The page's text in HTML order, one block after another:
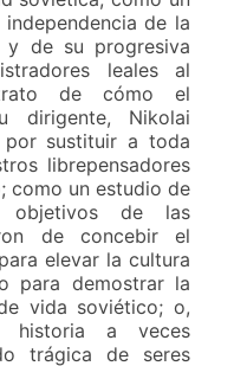
de la
y de su progresiva
leales al
de cómo el
dirigente, Nikolai
por sustituir a toda
librepensadores
como un estudio de
de las
de concebir el
elevar la cultura
para demostrar la
vida soviético; o,
historia a veces
trágica de seres